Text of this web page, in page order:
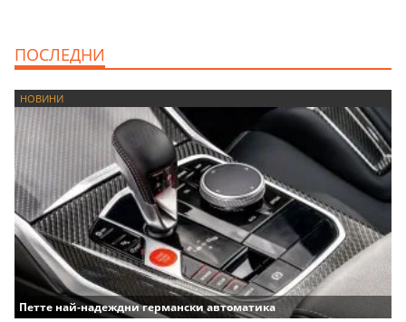
ПОСЛЕДНИ
НОВИНИ
Петте най-надеждни германски автоматика